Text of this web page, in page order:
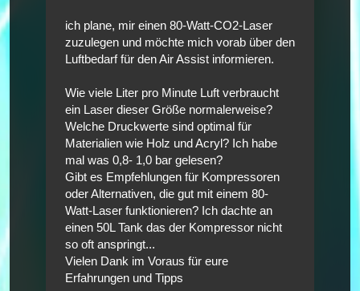
ich plane, mir einen 80-Watt-CO2-Laser
zuzulegen und möchte mich vorab über den
Luftbedarf für den Air Assist informieren.
Wie viele Liter pro Minute Luft verbraucht
ein Laser dieser Größe normalerweise?
Welche Druckwerte sind optimal für
Materialien wie Holz und Acryl? Ich habe
mal was 0,8- 1,0 bar gelesen?
Gibt es Empfehlungen für Kompressoren
oder Alternativen, die gut mit einem 80-
Watt-Laser funktionieren? Ich dachte an
einen 50L Tank das der Kompressor nicht
so oft anspringt...
Vielen Dank im Voraus für eure
Erfahrungen und Tipps